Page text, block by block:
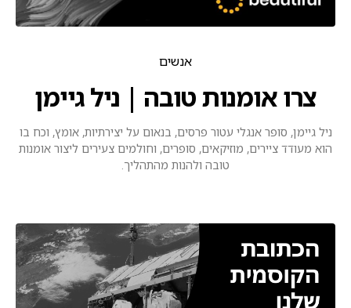
אנשים
צרו אומנות טובה | ניל גיימן
ניל גיימן, סופר אנגלי עטור פרסים, בנאום על יצירתיות, אומץ, וכח בו
הוא מעודד ציירים, מוזיקאים, סופרים, וחולמים צעירים ליצור אומנות
טובה ולהנות מהתהליך.